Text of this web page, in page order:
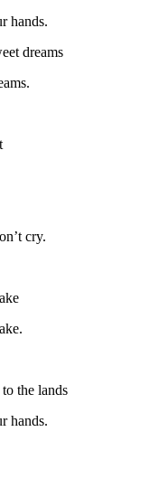
hands.
dreams
cry.
the lands
hands.